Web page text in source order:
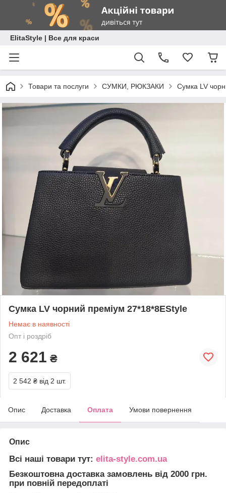
ElitaStyle | Все для краси
Товари та послуги СУМКИ, РЮКЗАКИ Сумка LV
Сумка LV чорний преміум 27*18*8EStyle
Немає в наявності
Опт і роздріб
2 621 ₴
2 542 ₴ від 2 шт.
Опис Доставка Оплата Умови повернення
Опис
Всі наші товари тут: elita-style.com.ua
Безкоштовна доставка замовлень від 2000 грн.
при повній передоплаті